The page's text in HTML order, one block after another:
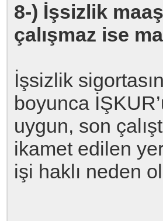
8-) İşsizlik
çalışmaz ise
İşsizlik
boyunca
uygun, son
ikamet edilen
işi haklı neden